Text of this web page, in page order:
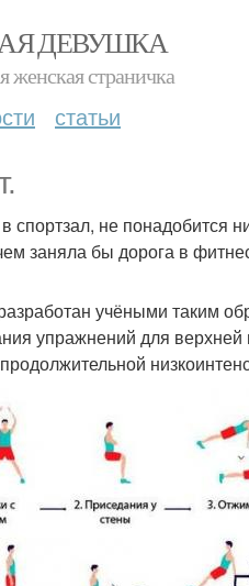
ДЕВУШКА
женская страничка
статьи
спортзал, не понадобится
заняла бы дорога в
учёными таким
упражнений для